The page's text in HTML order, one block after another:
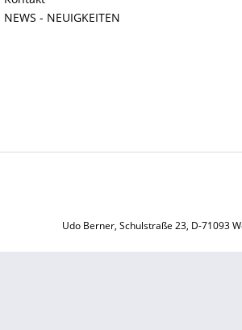
NEWS - NEUIGKEITEN
Udo Berner, Schulstraße 23, D-71093